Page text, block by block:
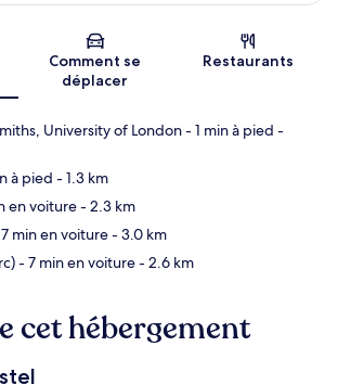
Carte
Comment se
déplacer
Restaurants
University of London- 1 min à pied -
à pied - 1.3 km
en voiture- 2.3 km
min en voiture- 3.0 km
- 7 min en voiture- 2.6 km
cet hébergement